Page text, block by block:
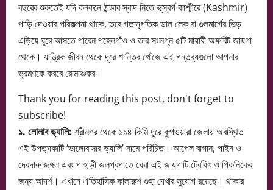
বছরের শুরুতেই যদি কনকনে ঠান্ডার স্বাদ নিতে ভূস্বর্গ কাশ্মীরে (Kashmir)
পাড়ি দেওয়ার পরিকল্পনা থাকে, তবে গতানুগতিক ডাল লেক বা গুলমার্গের ভিড়
এড়িয়ে ঘুরে আসতে পারেন পহেলগাঁও ও তার সংলগ্ন ৫টি মায়াবী অফবিট জায়গা
থেকে। যান্ত্রিক জীবন থেকে দূরে শান্তির খোঁজে এই গন্তব্যগুলো আপনার
ভ্রমণকে করবে রোমাঞ্চকর।
Thank you for reading this post, don't forget to
subscribe!
১. লোলাব ভ্যালি:শ্রীনগর থেকে ১১৪ কিমি দূরে কুপওয়ারা জেলায় অবস্থিত
এই উপত্যকাটি ‘ভালোবাসার ভ্যালি’ নামে পরিচিত। আপেল বাগান, পাইন ও
দেবদারু জঙ্গল এবং পাহাড়ী জলপ্রপাতে ঘেরা এই জায়গাটি ট্রেকিং ও পিকনিকের
জন্য আদর্শ। এখানে ঐতিহাসিক কালারুশ গুহা দেখার সুযোগ রয়েছে। থাকার